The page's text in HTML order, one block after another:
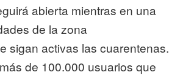
abierta mientras en una
de la zona
sigan activas las cuarentenas.
de 100.000 usuarios que